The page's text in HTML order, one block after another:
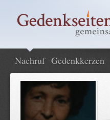
Nachruf Gedenkkerzen